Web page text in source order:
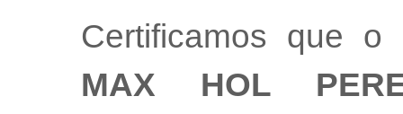
Certificamos que
MAX HOL